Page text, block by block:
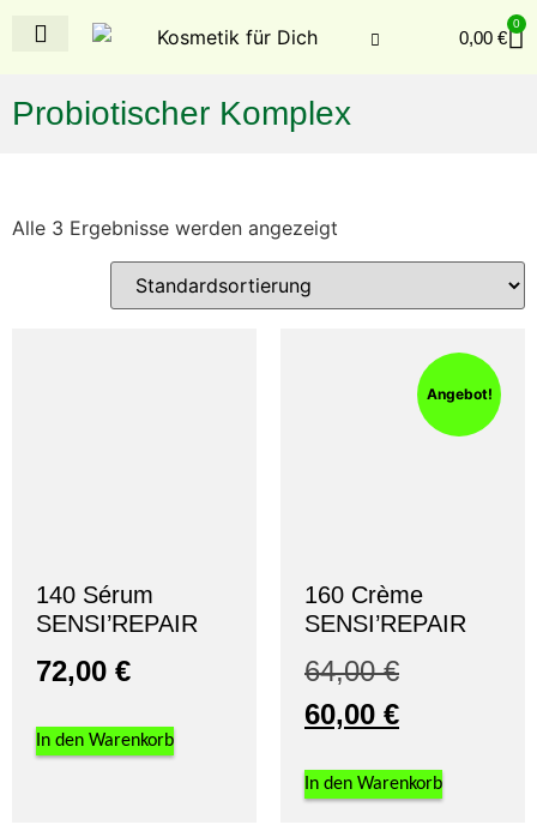
0,00 €
0
Probiotischer Komplex
Alle 3 Ergebnisse werden angezeigt
140 Sérum
SENSI’REPAIR
72,00 €
In den Warenkorb
Angebot!
160 Crème
SENSI’REPAIR
64,00€
60,00 €
In den Warenkorb